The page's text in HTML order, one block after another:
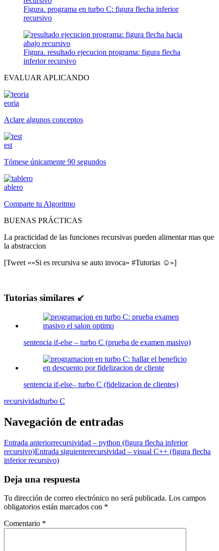
Figura. programa en turbo C: figura flecha inferior
recursivo
Figura. resultado ejecucion programa: figura flecha
inferior recursivo
EVALUAR APLICANDO
eoria
Aclare algunos conceptos
est
Tómese únicamente 90 segundos
ablero
Comparte tu Algoritmo
BUENAS PRÁCTICAS
La practicidad de las funciones recursivas pueden alimentar mas que
la abstraccion
[Tweet «»Si es recursiva se auto invoca» #Tutorias ☺»]
Tutorias similares ↙
sentencia if-else – turbo C (prueba de examen masivo)
sentencia if-else– turbo C (fidelizacion de clientes)
recursividadturbo C
Navegación de entradas
Entrada anteriorrecursividad – python (figura flecha inferior
recursivo)Entrada siguienterecursividad – visual C++ (figura flecha
inferior recursivo)
Deja una respuesta
Tu dirección de correo electrónico no será publicada. Los campos
obligatorios están marcados con *
Comentario *